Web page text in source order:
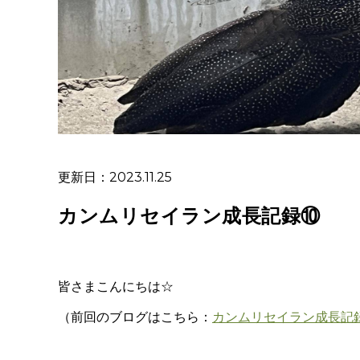
更新日：2023.11.25
カンムリセイラン成長記録⑩
皆さまこんにちは☆
（前回のブログはこちら： カンムリセイラン成長